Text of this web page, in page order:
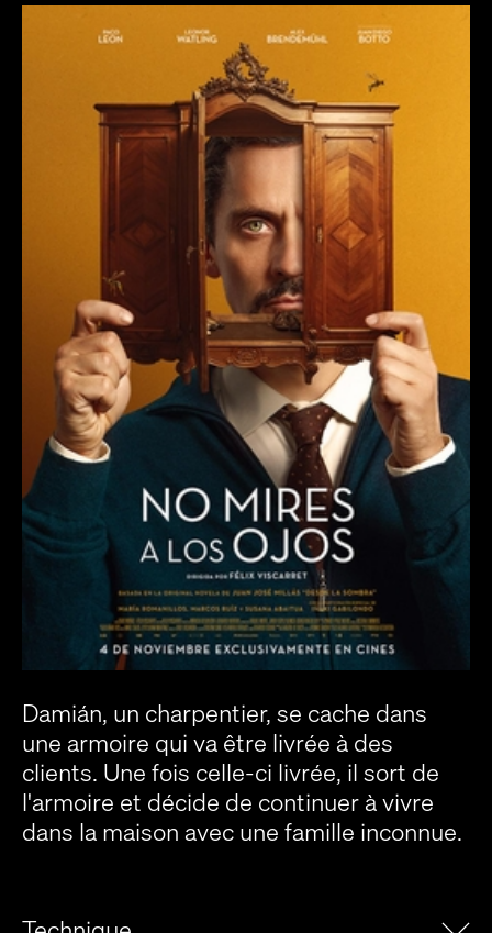
Damián, un charpentier, se cache dans
une armoire qui va être livrée à des
clients. Une fois celle-ci livrée, il sort de
l'armoire et décide de continuer à vivre
dans la maison avec une famille inconnue.